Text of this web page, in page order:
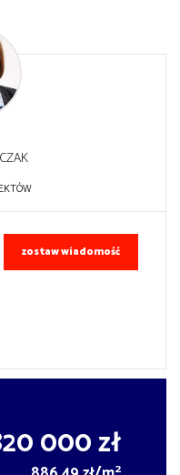
zostaw wiadomość
000 zł
2